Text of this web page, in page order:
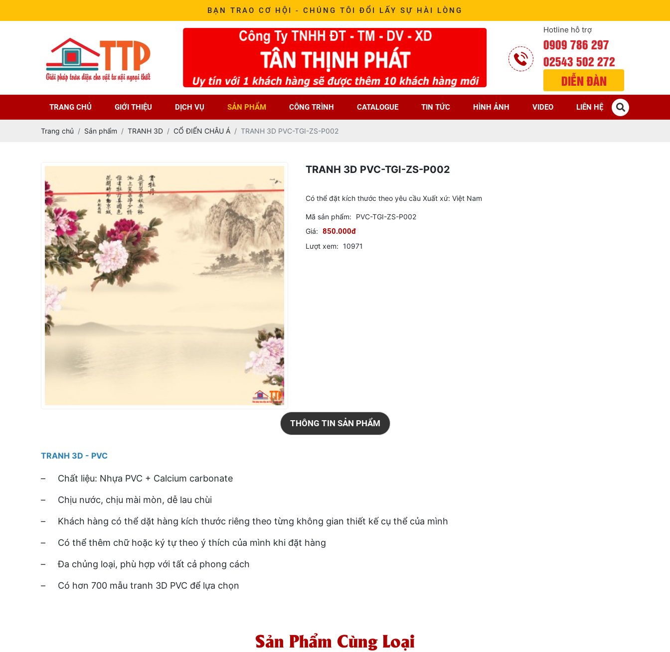
BẠN TRAO CƠ HỘI - CHÚNG TÔI ĐỔI LẤY SỰ HÀI LÒNG
Hotline hỗ trợ
0909 786 297
02543 502 272
DIỄN ĐÀN
TRANG CHỦ GIỚI THIỆU DỊCH VỤ SẢN PHẨM CÔNG TRÌNH CATALOGUE TIN TỨC HÌNH ẢNH VIDEO LIÊN HỆ
Trang chủ Sản phẩm TRANH 3D CỔ ĐIỂN CHÂU Á TRANH 3D PVC-TGI-ZS-P002
TRANH 3D PVC-TGI-ZS-P002
Có thể đặt kích thước theo yêu cầu Xuất xứ: Việt Nam
Mã sản phẩm:
PVC-TGI-ZS-P002
Giá: 850.000đ
Lượt xem: 10971
THÔNG TIN SẢN PHẨM
TRANH 3D - PVC
– Chất liệu: Nhựa PVC + Calcium carbonate
– Chịu nước, chịu mài mòn, dễ lau chùi
– Khách hàng có thể dặt hàng kích thước riêng theo từng không gian thiết kế cụ thể của mình
– Có thể thêm chữ hoặc ký tự theo ý thích của mình khi đặt hàng
– Đa chủng loại, phù hợp với tất cả phong cách
– Có hơn 700 mẫu tranh 3D PVC để lựa chọn
Sản Phẩm Cùng Loại